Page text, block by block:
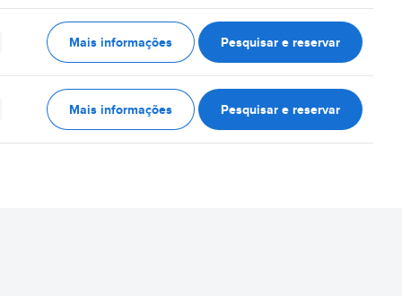
Mais informações Pesquisar e reservar
Mais informações Pesquisar e reservar